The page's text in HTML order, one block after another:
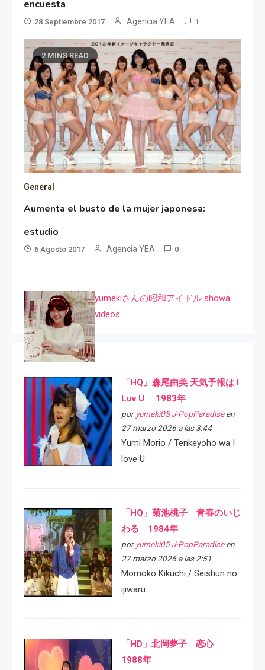
encuesta
28 Septiembre 2017 Agencia YEA 1
2 MINS READ
General
Aumenta el busto de la mujer japonesa:
estudio
6 Agosto 2017 Agencia YEA 0
yumekiさんの昭和アイドル showa
videos
「HQ」森尾由美 天気予報は I
Luv U 1983年
por yumeki05 J-PopParadiseen
27 marzo 2026 a las 3:44
Yumi Morio / Tenkeyoho wa I
love U
「HQ」菊池桃子 青春のいじ
わる 1984年
por yumeki05 J-PopParadiseen
27 marzo 2026 a las 2:51
Momoko Kikuchi / Seishun no
ijiwaru
「HD」北岡夢子 恋心
1988年